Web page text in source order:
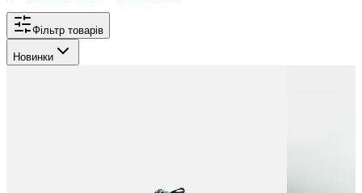
Фільтр товарів
Новинки